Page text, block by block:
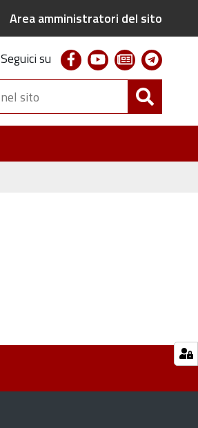
Area amministratori del sito
Seguici su facebookyoutubenewsletter
Cerca
nel
sito